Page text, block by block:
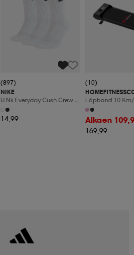
(897)
NIKE
U Nk Everyday Cush Crew
3pr
14,99
(10)
Löpband 10
Manuaalinen
Led-Display
Alkaen
169,99